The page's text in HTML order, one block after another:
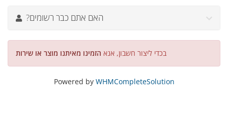
?האם אתם כבר רשומים
בכדי ליצור חשבון, אנא הזמינו מאיתנו מוצר או שירות
Powered by WHMCompleteSolution